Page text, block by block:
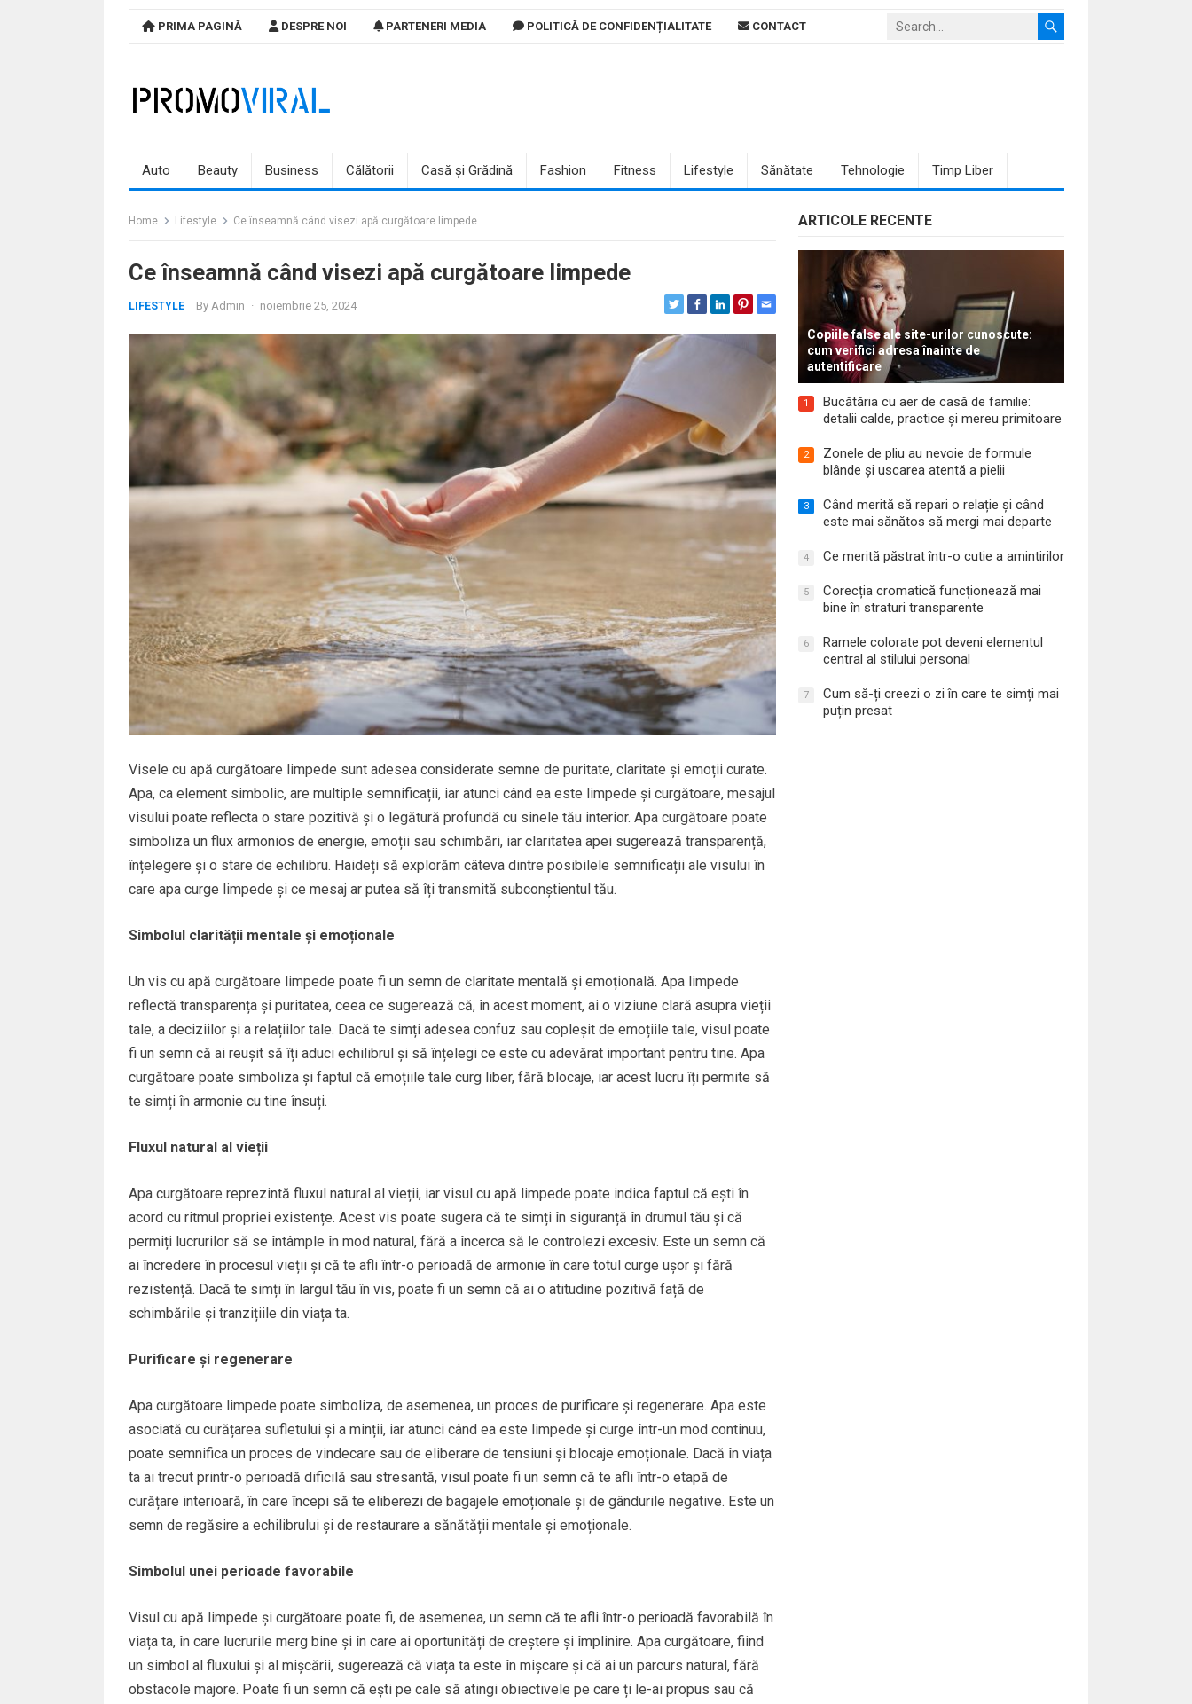
PRIMA PAGINĂ DESPRE NOI PARTENERI MEDIA POLITICĂ DE CONFIDENȚIALITATE CONTACT
Auto Beauty Business Călătorii Casă și Grădină Fashion Fitness Lifestyle Sănătate Tehnologie Timp Liber
Home Lifestyle Ce înseamnă când visezi apă curgătoare limpede
Ce înseamnă când visezi apă curgătoare limpede
LIFESTYLE By Admin · noiembrie 25, 2024
Visele cu apă curgătoare limpede sunt adesea considerate semne de puritate, claritate și emoții curate.
Apa, ca element simbolic, are multiple semnificații, iar atunci când ea este limpede și curgătoare, mesajul
visului poate reflecta o stare pozitivă și o legătură profundă cu sinele tău interior. Apa curgătoare poate
simboliza un flux armonios de energie, emoții sau schimbări, iar claritatea apei sugerează transparență,
înțelegere și o stare de echilibru. Haideți să explorăm câteva dintre posibilele semnificații ale visului în
care apa curge limpede și ce mesaj ar putea să îți transmită subconștientul tău.
Simbolul clarității mentale și emoționale
Un vis cu apă curgătoare limpede poate fi un semn de claritate mentală și emoțională. Apa limpede
reflectă transparența și puritatea, ceea ce sugerează că, în acest moment, ai o viziune clară asupra vieții
tale, a deciziilor și a relațiilor tale. Dacă te simți adesea confuz sau copleșit de emoțiile tale, visul poate
fi un semn că ai reușit să îți aduci echilibrul și să înțelegi ce este cu adevărat important pentru tine. Apa
curgătoare poate simboliza și faptul că emoțiile tale curg liber, fără blocaje, iar acest lucru îți permite să
te simți în armonie cu tine însuți.
Fluxul natural al vieții
Apa curgătoare reprezintă fluxul natural al vieții, iar visul cu apă limpede poate indica faptul că ești în
acord cu ritmul propriei existențe. Acest vis poate sugera că te simți în siguranță în drumul tău și că
permiți lucrurilor să se întâmple în mod natural, fără a încerca să le controlezi excesiv. Este un semn că
ai încredere în procesul vieții și că te afli într-o perioadă de armonie în care totul curge ușor și fără
rezistență. Dacă te simți în largul tău în vis, poate fi un semn că ai o atitudine pozitivă față de
schimbările și tranzițiile din viața ta.
Purificare și regenerare
Apa curgătoare limpede poate simboliza, de asemenea, un proces de purificare și regenerare. Apa este
asociată cu curățarea sufletului și a minții, iar atunci când ea este limpede și curge într-un mod continuu,
poate semnifica un proces de vindecare sau de eliberare de tensiuni și blocaje emoționale. Dacă în viața
ta ai trecut printr-o perioadă dificilă sau stresantă, visul poate fi un semn că te afli într-o etapă de
curățare interioară, în care începi să te eliberezi de bagajele emoționale și de gândurile negative. Este un
semn de regăsire a echilibrului și de restaurare a sănătății mentale și emoționale.
Simbolul unei perioade favorabile
Visul cu apă limpede și curgătoare poate fi, de asemenea, un semn că te afli într-o perioadă favorabilă în
viața ta, în care lucrurile merg bine și în care ai oportunități de creștere și împlinire. Apa curgătoare, fiind
un simbol al fluxului și al mișcării, sugerează că viața ta este în mișcare și că ai un parcurs natural, fără
obstacole majore. Poate fi un semn că ești pe cale să atingi obiectivele pe care ți le-ai propus sau că
ARTICOLE RECENTE
Copiile false ale site-urilor cunoscute:
cum verifici adresa înainte de
autentificare
1
Bucătăria cu aer de casă de familie:
detalii calde, practice și mereu primitoare
2
Zonele de pliu au nevoie de formule
blânde și uscarea atentă a pielii
3
Când merită să repari o relație și când
este mai sănătos să mergi mai departe
4 Ce merită păstrat într-o cutie a amintirilor
5
Corecția cromatică funcționează mai
bine în straturi transparente
6
Ramele colorate pot deveni elementul
central al stilului personal
7
Cum să-ți creezi o zi în care te simți mai
puțin presat